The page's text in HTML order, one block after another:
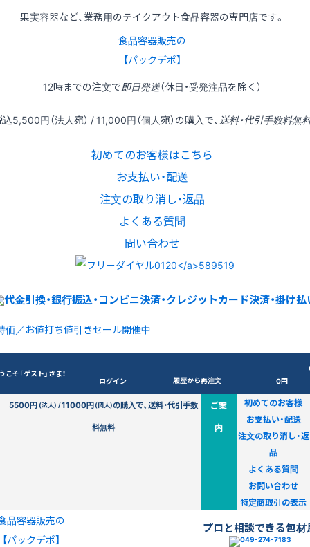
果実容器など、業務用のテイクアウト食品容器の専門店です。
食品容器販売の
【パックデポ】
12時までの注文で即日発送（休日・受発注品を除く）
込5,500円（法人宛） / 11,000円（個人宛）の購入で、 送料・代引手数料無
初めてのお客様はこちら
お支払い・配送
注文の取り消し・返品
よくある質問
問い合わせ
価／お値打ち値引きセール開催中
こそ「ゲスト」さま！
ログイン 履歴から再注文
0円
5500円(法人) /11000円(個人)の購入で、送料・代引手数
料無料
ご案
内
初めてのお客様
お支払い・配送
注文の取り消し・返
品
よくある質問
お問い合わせ
特定商取引の表示
品容器販売の
【パックデポ】
プロと相談できる包材